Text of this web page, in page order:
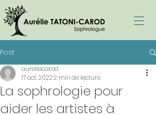
Post
La sophrologie pour
aider les artistes à
aureliecarod
17 oct. 20222 min de lecture